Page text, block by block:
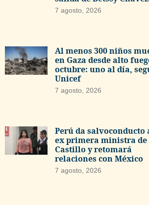
7 agosto, 2026
Al menos 300 niños
en Gaza desde alto
octubre: uno al día,
Unicef
7 agosto, 2026
Perú da salvoconducto
ex primera ministra de
Castillo y retomará
relaciones con México
7 agosto, 2026